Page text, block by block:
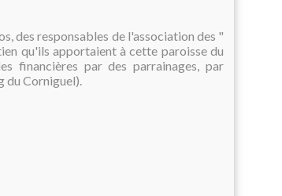
des responsables de l'association des "
qu'ils apportaient à cette paroisse du
financières par des parrainages, par
du Corniguel).